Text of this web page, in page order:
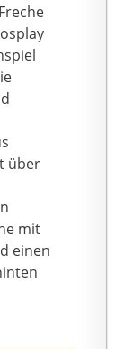
über
mit
einen